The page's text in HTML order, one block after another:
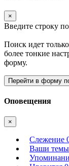
×
Введите строку
Поиск идет
более тонкие
форму.
Перейти в форму
Оповещения
×
Слежение
Ваши темы